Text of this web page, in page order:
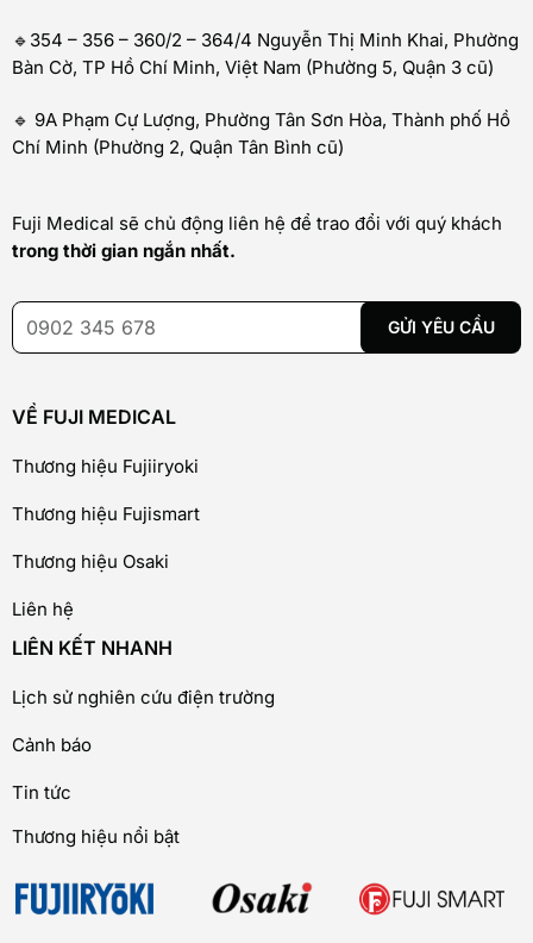
🔹354 – 356 – 360/2 – 364/4 Nguyễn Thị Minh Khai, Phường
Bàn Cờ, TP Hồ Chí Minh, Việt Nam (Phường 5, Quận 3 cũ)
🔹 9A Phạm Cự Lượng, Phường Tân Sơn Hòa, Thành phố Hồ
Chí Minh (Phường 2, Quận Tân Bình cũ)
Fuji Medical sẽ chủ động liên hệ để trao đổi với quý khách
trong thời gian ngắn nhất.
VỀ FUJI MEDICAL
Thương hiệu Fujiiryoki
Thương hiệu Fujismart
Thương hiệu Osaki
Liên hệ
LIÊN KẾT NHANH
Lịch sử nghiên cứu điện trường
Cảnh báo
Tin tức
Thương hiệu nổi bật